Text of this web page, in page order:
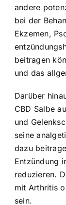
andere
bei der
Ekzemen,
beitragen
und das
Darüber
CBD Salbe
und
seine
dazu
Entzündung
reduzieren.
mit Arthritis
sein.